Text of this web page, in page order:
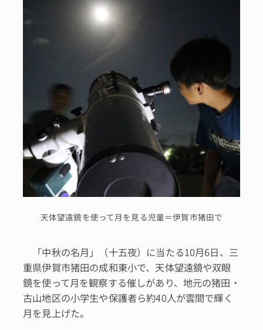
天体望遠鏡を使って月を見る児童＝伊賀市猪田で
「中秋の名月」（十五夜）に当たる10月6日、三
重県伊賀市猪田の成和東小で、天体望遠鏡や双眼
鏡を使って月を観察する催しがあり、地元の猪田・
古山地区の小学生や保護者ら約40人が雲間で輝く
月を見上げた。